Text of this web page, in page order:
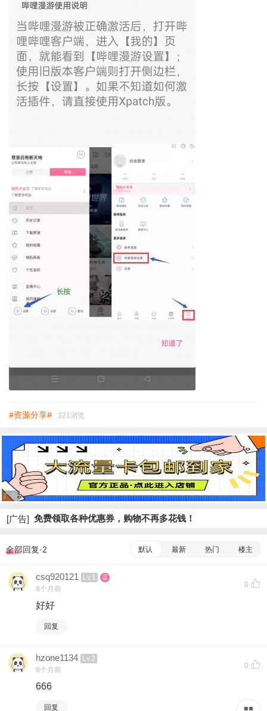
#资源分享# 321浏览
广告
[广告] 免费领取各种优惠券，购物不再多花钱！
全部回复·2 默认 最新 热门 楼主
0
csq920121
Lv.1
8个月前
好好
回复
0
hzone1134
Lv.2
8个月前
666
回复